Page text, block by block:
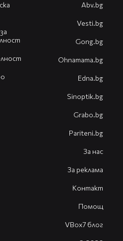
Abv.bg
Vesti.bg
Gong.bg
Оhnamama.bg
Edna.bg
Sinoptik.bg
Grabo.bg
Pariteni.bg
За нас
За реклама
Контакт
Помощ
VBox7 блог